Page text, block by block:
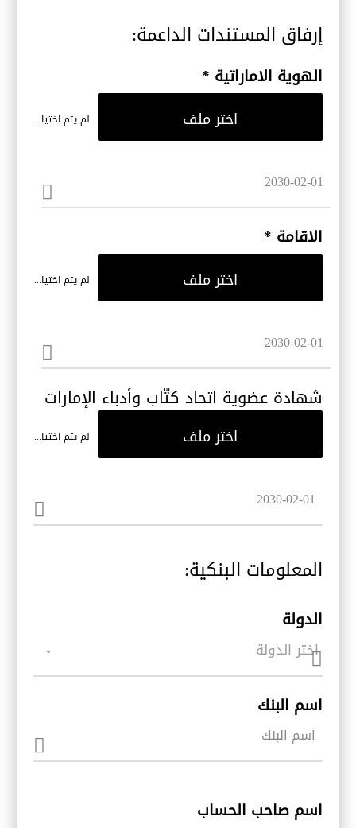
إرفاق المستندات الداعمة:
الهوية الاماراتية *
اختر ملف لم يتم اختيار ملف
الاقامة *
اختر ملف لم يتم اختيار ملف
شهادة عضوية اتحاد كتّاب وأدباء الإمارات
اختر ملف لم يتم اختيار ملف
المعلومات البنكية:
الدولة
اختر الدولة
اسم البنك
اسم صاحب الحساب